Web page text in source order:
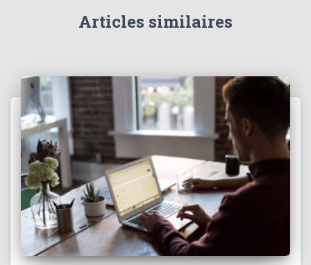
Articles similaires